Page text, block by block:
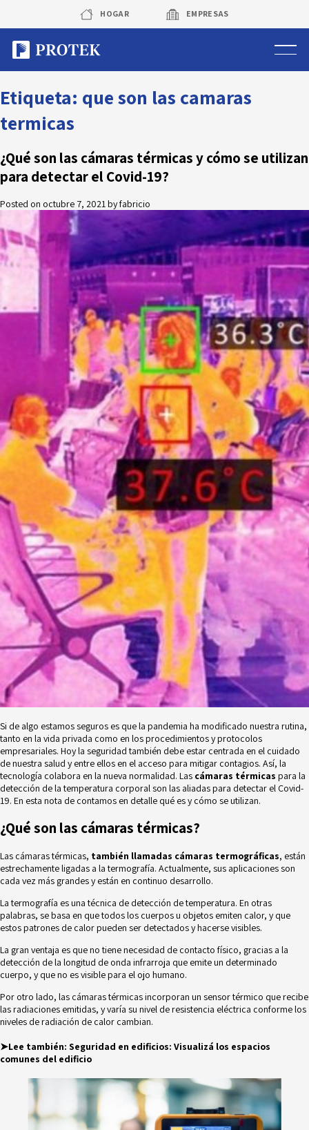
content
HOGAR EMPRESAS
Sistema de alarmas
Rastreo vehicular GPS
Protek Personas
Corredora de seguros
Sobre Protek
Trabaja con nosotros
Novedades
Faq
Contacto
Área de clientes
Etiqueta: que son las camaras
termicas
¿Qué son las cámaras térmicas y cómo se utilizan
para detectar el Covid-19?
Posted on octubre 7, 2021byfabricio
Si de algo estamos seguros es que la pandemia ha modificado nuestra rutina,
tanto en la vida privada como en los procedimientos y protocolos
empresariales. Hoy la seguridad también debe estar centrada en el cuidado
de nuestra salud y entre ellos en el acceso para mitigar contagios. Así, la
tecnología colabora en la nueva normalidad. Las cámaras térmicas para la
detección de la temperatura corporal son las aliadas para detectar el Covid-
19. En esta nota de contamos en detalle qué es y cómo se utilizan.
¿Qué son las cámaras térmicas?
Las cámaras térmicas, también llamadas cámaras termográficas, están
estrechamente ligadas a la termografía. Actualmente, sus aplicaciones son
cada vez más grandes y están en continuo desarrollo.
La termografía es una técnica de detección de temperatura. En otras
palabras, se basa en que todos los cuerpos u objetos emiten calor, y que
estos patrones de calor pueden ser detectados y hacerse visibles.
La gran ventaja es que no tiene necesidad de contacto físico, gracias a la
detección de la longitud de onda infrarroja que emite un determinado
cuerpo, y que no es visible para el ojo humano.
Por otro lado, las cámaras térmicas incorporan un sensor térmico que recibe
las radiaciones emitidas, y varía su nivel de resistencia eléctrica conforme los
niveles de radiación de calor cambian.
➤Lee también: Seguridad en edificios: Visualizá los espacios
comunes del edificio